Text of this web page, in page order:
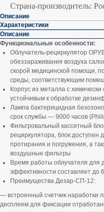
Страна-производитель:
Описание
Характеристики
Описание
Функциональные особенности:
Облучатель-рециркулятор
обеззараживания воздуха
скорой медицинской помощи,
среды, соответствующим
Корпус из металла с
устойчивым к обработке
Лампа бактерицидная
срок службы — 9000 часов
Фильтровальный кассетный
рециркулятора, блок
протирания и погружения, а
воздушные фильтры
Время работы облучателя для
эффективности составляет до
Преимущества Дезар-СП-12:
— встроенный счетчик
дисплеем для фиксации